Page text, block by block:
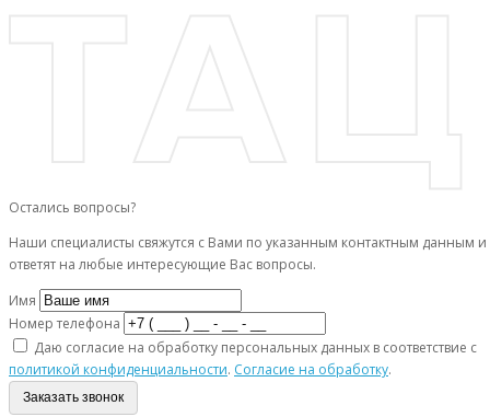
Остались вопросы?
Наши специалисты свяжутся с Вами по указанным контактным данным и
ответят на любые интересующие Вас вопросы.
Имя
Номер телефона
Даю согласие на обработку персональных данных в соответствие с
политикой конфиденциальности. Согласие на обработку.
Заказать звонок